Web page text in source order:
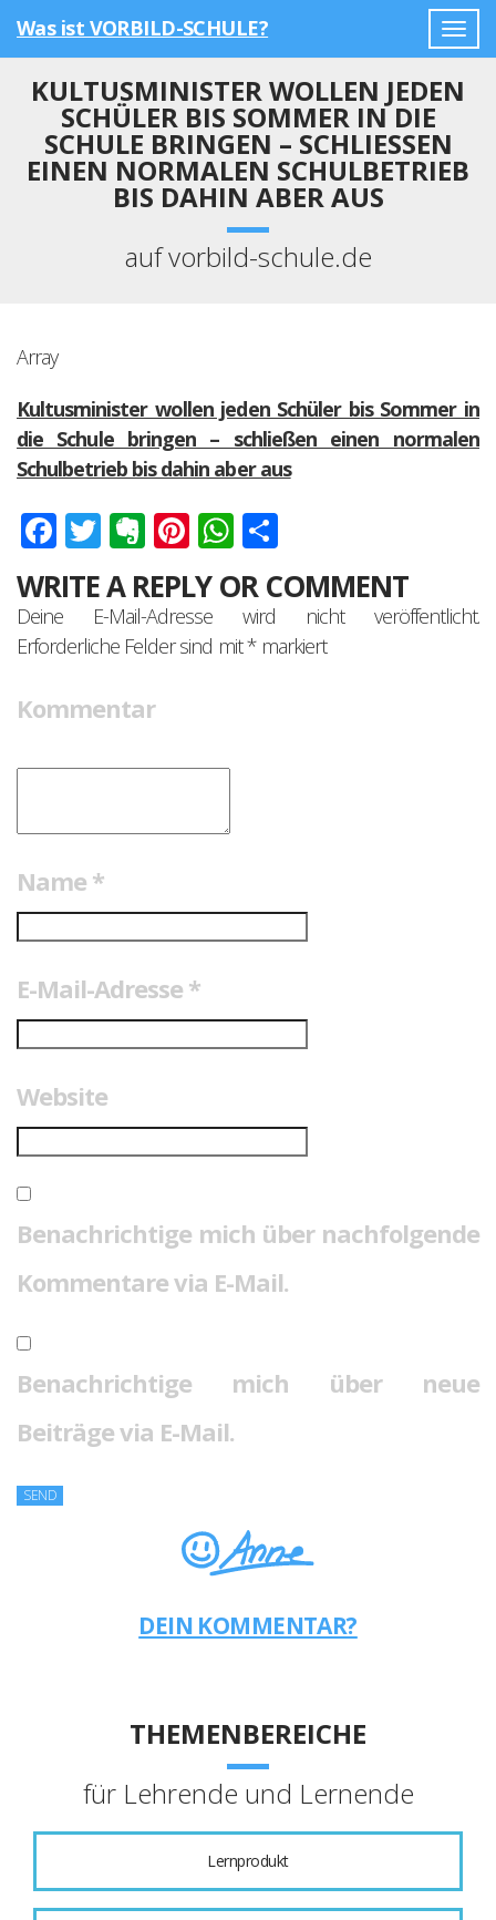
Was ist VORBILD-SCHULE?
KULTUSMINISTER WOLLEN JEDEN
SCHÜLER BIS SOMMER IN DIE
SCHULE BRINGEN – SCHLIESSEN E
INEN NORMALEN SCHULBETRIEB B
IS DAHIN ABER AUS
auf vorbild-schule.de
Array
Kultusminister wollen jeden Schüler bis Sommer in
die Schule bringen – schließen einen normalen
Schulbetrieb bis dahin aber aus
Facebook
Twitter
Evernote
Pinterest
WhatsApp
WRITE A REPLY OR COMMENT
Deine E-Mail-Adresse wird nicht veröffentlicht.
Erforderliche Felder sind mit*markiert
Kommentar
Name *
E-Mail-Adresse *
Website
Benachrichtige mich über nachfolgende
Kommentare via E-Mail.
Benachrichtige mich über neue
Beiträge via E-Mail.
DEIN KOMMENTAR?
THEMENBEREICHE
für Lehrende und Lernende
Lernprodukt